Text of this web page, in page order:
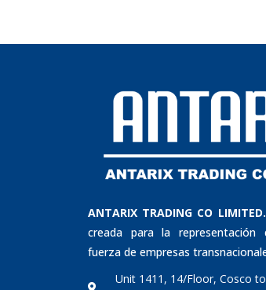
ANTARIX TRADING CO
creada para la representación
fuerza de empresas
Unit 1411, 14/Floor, Cosco